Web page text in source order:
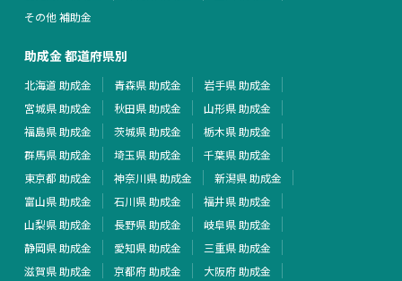
その他 補助金
助成金 都道府県別
北海道 助成金 青森県 助成金
岩手県 助成金
宮城県 助成金
秋田県 助成金
山形県 助成金
福島県 助成金
茨城県 助成金
栃木県 助成金
群馬県 助成金
埼玉県 助成金
千葉県 助成金
東京都 助成金
神奈川県 助成金
新潟県 助成金
富山県 助成金
石川県 助成金
福井県 助成金
山梨県 助成金
長野県 助成金
岐阜県 助成金
静岡県 助成金
愛知県 助成金
三重県 助成金
滋賀県 助成金
京都府 助成金
大阪府 助成金